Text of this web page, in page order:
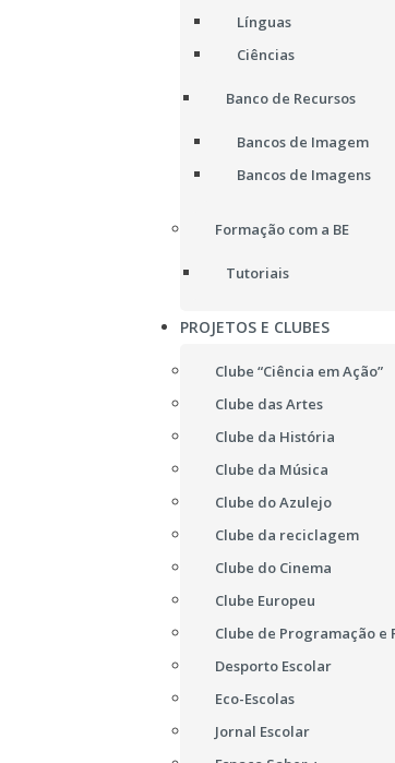
Línguas
Ciências
Banco de Recursos
Bancos de Imagem
Bancos de Imagens
Formação com a BE
Tutoriais
PROJETOS E CLUBES
Clube “Ciência em Ação”
Clube das Artes
Clube da História
Clube da Música
Clube do Azulejo
Clube da reciclagem
Clube do Cinema
Clube Europeu
Clube de Programação e
Desporto Escolar
Eco-Escolas
Jornal Escolar